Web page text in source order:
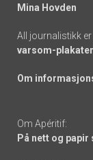
Mina Hovden
All journalistikk
varsom-
Om
Om Apéritif:
På nett og papir